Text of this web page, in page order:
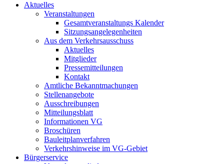
Aktuelles
Veranstaltungen
Gesamtveranstaltungs Kalender
Sitzungsangelegenheiten
Aus dem Verkehrsausschuss
Aktuelles
Mitglieder
Pressemitteilungen
Kontakt
Amtliche Bekanntmachungen
Stellenangebote
Ausschreibungen
Mitteilungsblatt
Informationen VG
Broschüren
Bauleitplanverfahren
Verkehrshinweise im VG-Gebiet
Bürgerservice